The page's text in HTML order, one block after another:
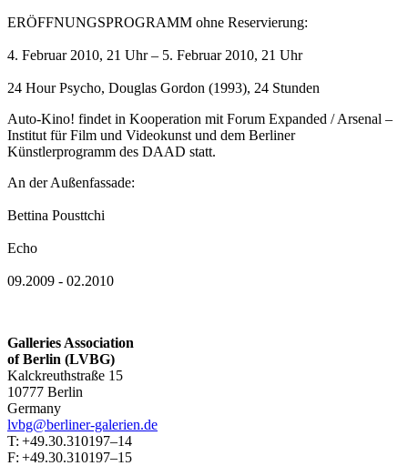
ERÖFFNUNGSPROGRAMM ohne Reservierung:
4. Februar 2010, 21 Uhr – 5. Februar 2010, 21 Uhr
24 Hour Psycho, Douglas Gordon (1993), 24 Stunden
Auto-Kino! findet in Kooperation mit Forum Expanded / Arsenal –
Institut für Film und Videokunst und dem Berliner
Künstlerprogramm des DAAD statt.
An der Außenfassade:
Bettina Pousttchi
Echo
09.2009 - 02.2010
Galleries Association
of Berlin (LVBG)
Kalckreuthstraße 15
10777 Berlin
Germany
lvbg@berliner-galerien.de
T: +49.30.310197–14
F: +49.30.310197–15